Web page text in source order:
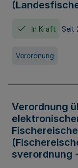
In Kraft Seit
Verordnung
Verordnung
sverordnung